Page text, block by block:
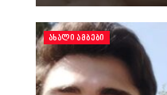
ᲐᲮᲐᲚᲘ ᲐᲛᲑᲔᲑᲘ